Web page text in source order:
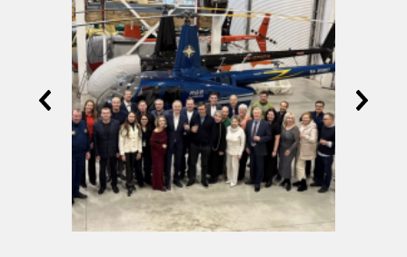
ДОКУМЕНТЫ
КОМПАНИИ
АВИАПАРК
СЕРВИС
ИНФРАСТРУКТУРА